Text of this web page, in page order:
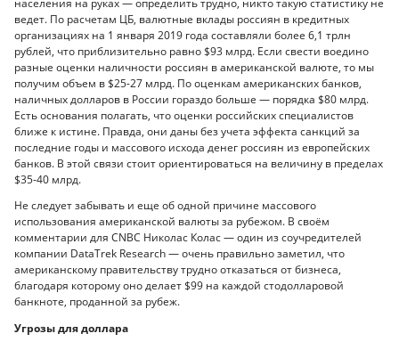
населения на руках — определить трудно, никто такую статистику не
ведет. По расчетам ЦБ, валютные вклады россиян в кредитных
организациях на 1 января 2019 года составляли более 6,1 трлн
рублей, что приблизительно равно $93 млрд. Если свести воедино
разные оценки наличности россиян в американской валюте, то мы
получим объем в $25-27 млрд. По оценкам американских банков,
наличных долларов в России гораздо больше — порядка $80 млрд.
Есть основания полагать, что оценки российских специалистов
ближе к истине. Правда, они даны без учета эффекта санкций за
последние годы и массового исхода денег россиян из европейских
банков. В этой связи стоит ориентироваться на величину в пределах
$35-40 млрд.
Не следует забывать и еще об одной причине массового
использования американской валюты за рубежом. В своём
комментарии для CNBC Николас Колас — один из соучредителей
компании DataTrek Research — очень правильно заметил, что
американскому правительству трудно отказаться от бизнеса,
благодаря которому оно делает $99 на каждой стодолларовой
банкноте, проданной за рубеж.
Угрозы для доллара